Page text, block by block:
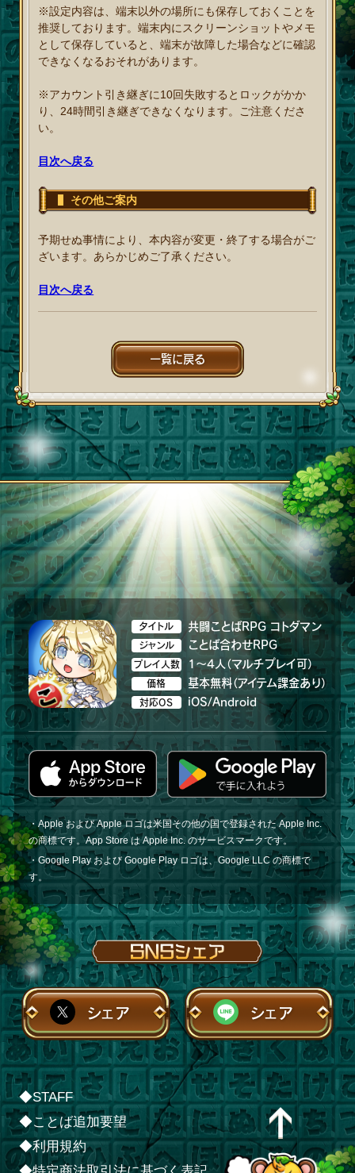
※設定内容は、端末以外の場所にも保存しておくことを
推奨しております。端末内にスクリーンショットやメモ
として保存していると、端末が故障した場合などに確認
できなくなるおそれがあります。
※アカウント引き継ぎに10回失敗するとロックがかか
り、24時間引き継ぎできなくなります。ご注意くださ
い。
目次へ戻る
その他ご案内
予期せぬ事情により、本内容が変更・終了する場合がご
ざいます。あらかじめご了承ください。
目次へ戻る
一覧に戻る
タイトル 共闘ことばRPG コトダマン
ジャンル ことば合わせRPG
プレイ人数 1～4人（マルチプレイ可）
価格 基本無料（アイテム課金あり）
対応OS iOS/Android
・Apple および Apple ロゴは米国その他の国で登録された Apple Inc.
の商標です。App Store は Apple Inc. のサービスマークです。
・Google Play および Google Play ロゴは、Google LLC の商標で
す。
シェア シェア
◆STAFF
◆ことば追加要望
◆利用規約